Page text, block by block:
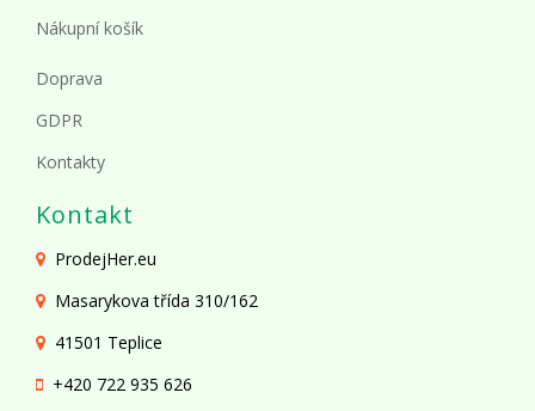
Nákupní košík
Doprava
GDPR
Kontakty
Kontakt
ProdejHer.eu
Masarykova třída 310/162
41501 Teplice
+420 722 935 626